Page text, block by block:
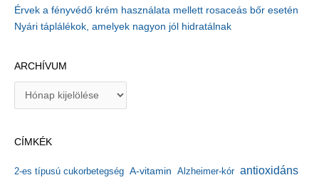
Érvek a fényvédő krém használata mellett rosaceás bőr esetén
Nyári táplálékok, amelyek nagyon jól hidratálnak
ARCHÍVUM
í
u
CÍMKÉK
2-es típusú cukorbetegség A-vitamin Alzheimer-kór antioxidáns